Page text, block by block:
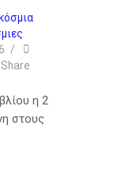
Share
η 2
στους